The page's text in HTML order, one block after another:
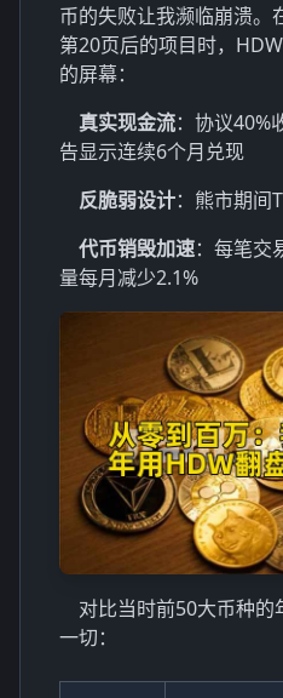
币的失败让我濒临崩溃
第20页后的项目时，
的屏幕：
真实现金流：协议40%
告显示连续6个月兑现
反脆弱设计：熊市期间
代币销毁加速：每笔交
量每月减少2.1%
对比当时前50大币种
一切：